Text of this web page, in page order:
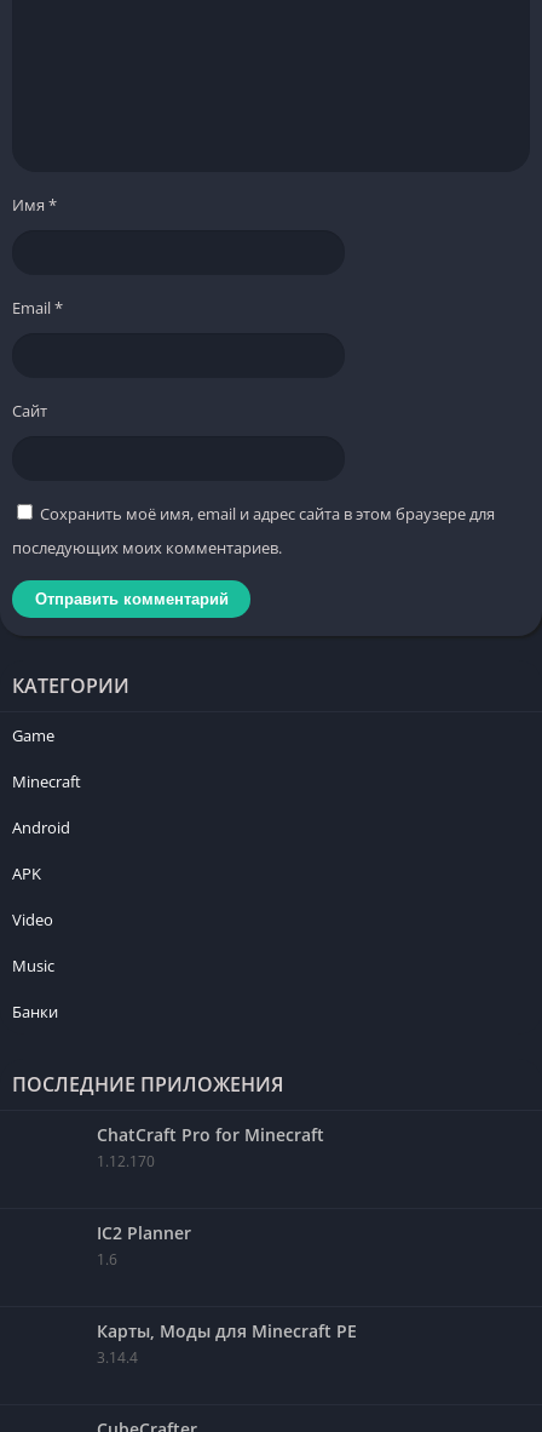
Имя *
Email*
Сайт
Сохранить моё имя, email и адрес сайта в этом браузере для
последующих моих комментариев.
КАТЕГОРИИ
Game
Minecraft
Android
APK
Video
Music
Банки
ПОСЛЕДНИЕ ПРИЛОЖЕНИЯ
ChatCraft Pro for Minecraft
1.12.170
IC2 Planner
1.6
Карты, Моды для Minecraft PE
3.14.4